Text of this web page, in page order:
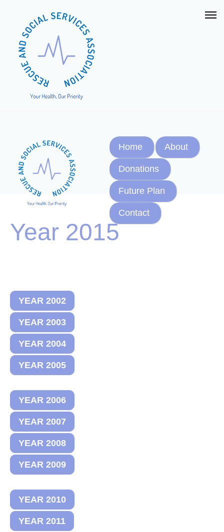
Home About
Donations
Future Plan
Contact
Year 2015
YEAR 2002
YEAR 2003
YEAR 2004
YEAR 2005
YEAR 2006
YEAR 2007
YEAR 2008
YEAR 2009
YEAR 2010
YEAR 2011